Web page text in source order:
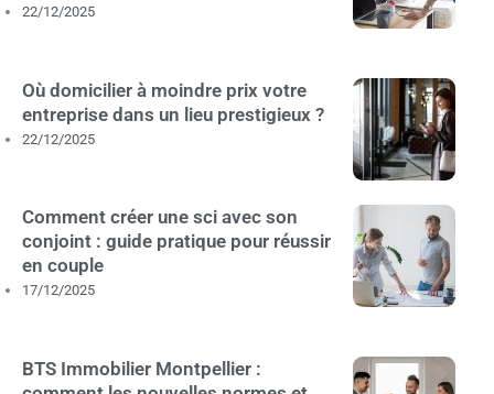
22/12/2025
Où domicilier à moindre prix votre
entreprise dans un lieu prestigieux ?
22/12/2025
Comment créer une sci avec son
conjoint : guide pratique pour réussir
en couple
17/12/2025
BTS Immobilier Montpellier :